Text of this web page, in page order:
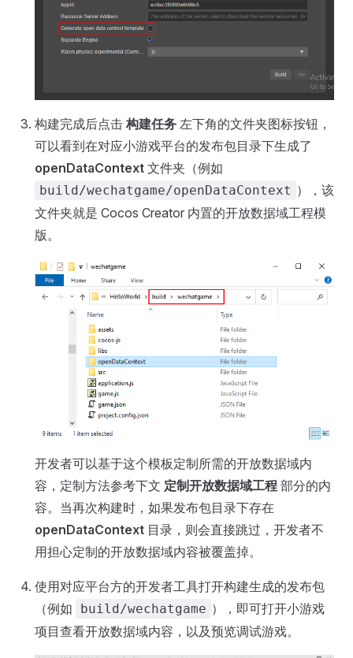
构建完成后点击 构建任务 左下角的文件夹图标按钮，
可以看到在对应小游戏平台的发布包目录下生成了
openDataContext 文件夹（例如
build/wechatgame/openDataContext ），该
文件夹就是 Cocos Creator 内置的开放数据域工程模
版。
开发者可以基于这个模板定制所需的开放数据域内
容，定制方法参考下文 定制开放数据域工程 部分的内
容。当再次构建时，如果发布包目录下存在
openDataContext 目录，则会直接跳过，开发者不
用担心定制的开放数据域内容被覆盖掉。
使用对应平台方的开发者工具打开构建生成的发布包
（例如
build/wechatgame ），即可打开小游戏
项目查看开放数据域内容，以及预览调试游戏。